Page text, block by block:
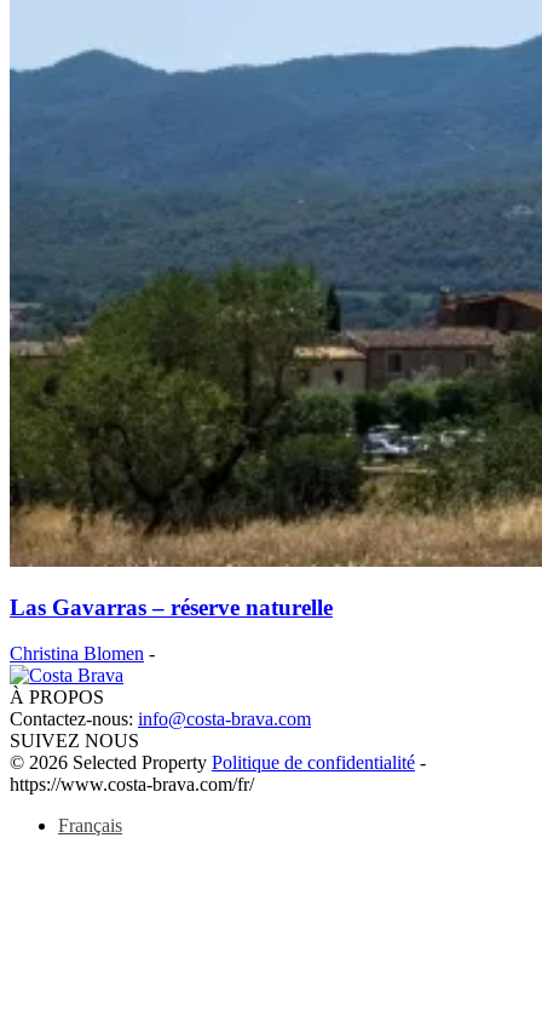
Las Gavarras – réserve naturelle
Christina Blomen -
À PROPOS
Contactez-nous: info@costa-brava.com
SUIVEZ NOUS
© 2026 Selected Property Politique de confidentialité -
https://www.costa-brava.com/fr/
Français